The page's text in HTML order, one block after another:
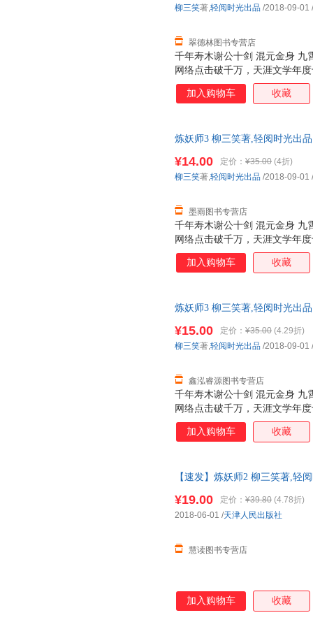
千年寿木谢公十剑 混元金身 九
网络点击破千万，天涯文学年
四起混元心到底有几颗？里面
门，究竟各自怀有多少不可告
翠德林图书专营店
柳三笑著,轻阅时光出品 /2018-09-01 /
加入购物车 收藏
炼妖师3 柳三笑著,轻阅时光出
千年寿木谢公十剑 混元金身 九
网络点击破千万，天涯文学年
四起混元心到底有几颗？里面
门，究竟各自怀有多少不可告
¥14.00 定价： ¥35.00 (4折)
墨雨图书专营店
柳三笑著,轻阅时光出品 /2018-09-01 /
加入购物车 收藏
炼妖师3 柳三笑著,轻阅时光出
千年寿木谢公十剑 混元金身 九
网络点击破千万，天涯文学年
四起混元心到底有几颗？里面
门，究竟各自怀有多少不可告
¥15.00 定价： ¥35.00 (4.29折)
鑫泓睿源图书专营店
柳三笑著,轻阅时光出品 /2018-09-01 /
加入购物车 收藏
【速发】炼妖师2 柳三笑著,轻
¥19.00 定价： ¥39.80 (4.78折)
慧读图书专营店
2018-06-01 /天津人民出版社
加入购物车 收藏